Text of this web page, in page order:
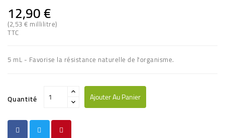
12,90 €
(2,53 € millilitre)
TTC
5 mL - Favorise la résistance naturelle de l'organisme.
Quantité Ajouter Au Panier